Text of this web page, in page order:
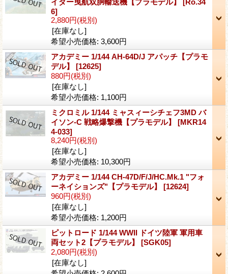
6]
2,880円(税別)
[在庫なし]
希望小売価格: 3,600円
アカデミー 1/144 AH-64D/J アパッチ【プラモ
デル】 [12625]
880円(税別)
[在庫なし]
希望小売価格: 1,100円
ミクロミル 1/144 ミャスィーシチェフ3MD バ
イソン-C 戦略爆撃機【プラモデル】 [MKR14
4-033]
8,240円(税別)
[在庫なし]
希望小売価格: 10,300円
アカデミー 1/144 CH-47D/F/J/HC.Mk.1 "フォ
ーネイションズ"【プラモデル】 [12624]
960円(税別)
[在庫なし]
希望小売価格: 1,200円
ピットロード 1/144 WWII ドイツ陸軍 軍用車
両セット2【プラモデル】 [SGK05]
2,080円(税別)
[在庫なし]